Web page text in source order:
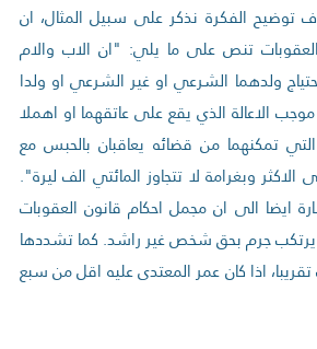
الفكرة نذكر على سبيل المثال، ان
قانون العقوبات تنص على ما يلي: "ان الاب والام
ولدهما الشرعي او غير الشرعي او ولدا
الاعالة الذي يقع على عاتقهما او اهملا
تمكنهما من قضائه يعاقبان بالحبس مع
وبغرامة لا تتجاوز المائتي الف ليرة".
ايضا الى ان مجمل احكام قانون العقوبات
جرم بحق شخص غير راشد. كما تشددها
اذا كان عمر المعتدى عليه اقل من سبع